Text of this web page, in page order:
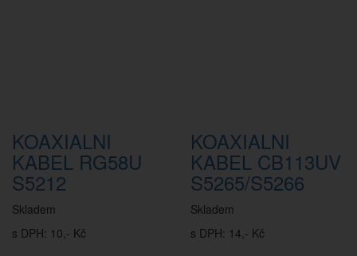
KOAXIALNI
KABEL RG58U
S5212
Skladem
s DPH: 10,- Kč
KOAXIALNI
KABEL CB113UV
S5265/S5266
Skladem
s DPH: 14,- Kč